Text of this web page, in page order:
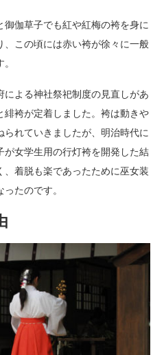
御伽草子でも紅や紅梅の袴を身に
、この頃には赤い袴が徐々に一般
による神社祭祀制度の見直しがあ
緋袴が定着しました。袴は動きや
れていきましたが、明治時代に
が女学生用の行灯袴を開発した結
着脱も楽であったために巫女装
たのです。